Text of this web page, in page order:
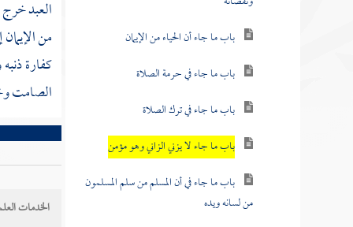
باب ما جاء أن الحياء من الإيمان
باب ما جاء في حرمة الصلاة
باب ما جاء في ترك الصلاة
باب ما جاء لا يزني الزاني وهو مؤمن
باب ما جاء في أن المسلم من سلم المسلمون
من لسانه ويده
العبد
من
كفارة
الصامت
الخدمات